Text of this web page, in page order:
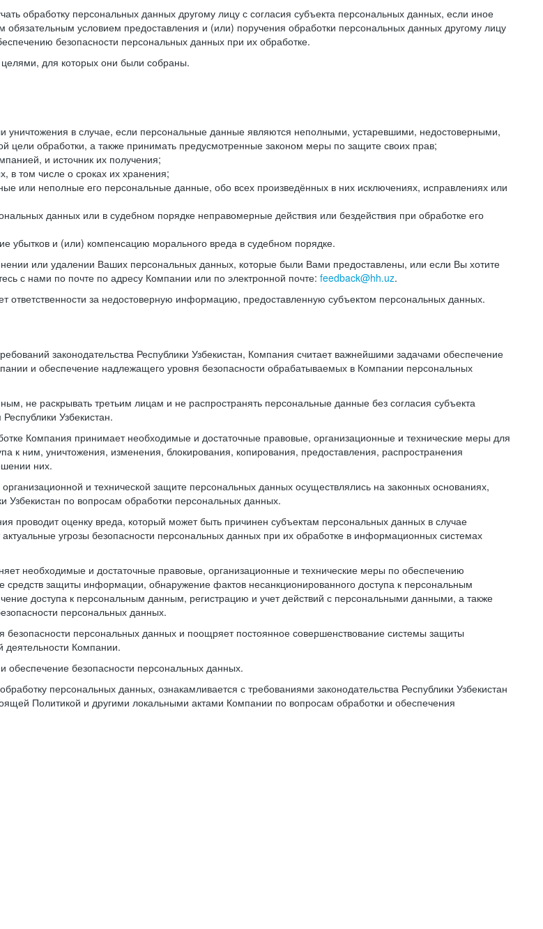
обработку персональных данных другому лицу с согласия субъекта персональных данных, если иное
условием предоставления и (или) поручения обработки персональных данных другому лицу
безопасности персональных данных при их обработке.
для которых они были собраны.
уничтожения в случае, если персональные данные являются неполными, устаревшими, недостоверными,
обработки, а также принимать предусмотренные законом меры по защите своих прав;
и источник их получения;
в том числе о сроках их хранения;
или неполные его персональные данные, обо всех произведённых в них исключениях, исправлениях или
данных или в судебном порядке неправомерные действия или бездействия при обработке его
убытков и (или) компенсацию морального вреда в судебном порядке.
или удалении Ваших персональных данных, которые были Вами предоставлены, или если Вы хотите
с нами по почте по адресу Компании или по электронной почте: feedback@hh.uz.
за недостоверную информацию, предоставленную субъектом персональных данных.
законодательства Республики Узбекистан, Компания считает важнейшими задачами обеспечение
и обеспечение надлежащего уровня безопасности обрабатываемых в Компании персональных
не раскрывать третьим лицам и не распространять персональные данные без согласия субъекта
Узбекистан.
Компания принимает необходимые и достаточные правовые, организационные и технические меры для
к ним, уничтожения, изменения, блокирования, копирования, предоставления, распространения
них.
и технической защите персональных данных осуществлялись на законных основаниях,
Узбекистан по вопросам обработки персональных данных.
проводит оценку вреда, который может быть причинен субъектам персональных данных в случае
угрозы безопасности персональных данных при их обработке в информационных системах
необходимые и достаточные правовые, организационные и технические меры по обеспечению
защиты информации, обнаружение фактов несанкционированного доступа к персональным
доступа к персональным данным, регистрацию и учет действий с персональными данными, а также
персональных данных.
безопасности персональных данных и поощряет постоянное совершенствование системы защиты
Компании.
обеспечение безопасности персональных данных.
персональных данных, ознакамливается с требованиями законодательства Республики Узбекистан
Политикой и другими локальными актами Компании по вопросам обработки и обеспечения